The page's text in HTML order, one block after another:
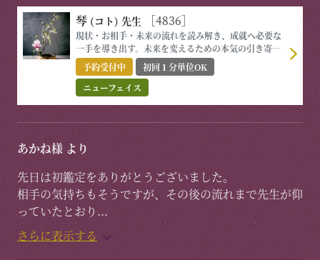
琴 (コト) 先生 ［4836］
現状・お相手・未来の流れを読み解き、成就へ必要な
一手を導き出す。未来を変えるための本気の引き寄せ
鑑定。
予約受付中
初回１分単位OK
ニューフェイス
あかね様 より
先日は初鑑定をありがとうございました。
相手の気持ちもそうですが、その後の流れまで先生が仰
っていたとおり ...
さらに表示する